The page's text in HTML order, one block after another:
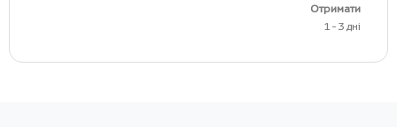
Отримати
1 - 3 дні